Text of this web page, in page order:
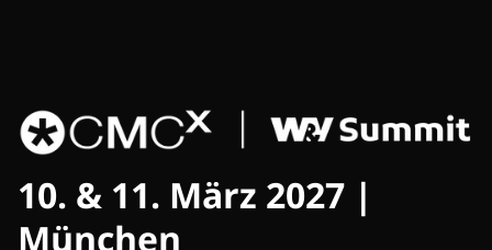
10. & 11. März 2027 |
München